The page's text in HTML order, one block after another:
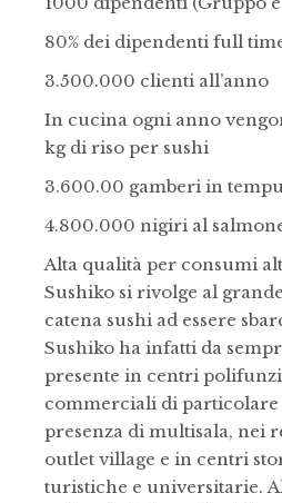
80% dei dipendenti full
3.500.000 clienti all’anno
In cucina ogni anno
kg di riso per sushi
3.600.00 gamberi in
4.800.000 nigiri al
Alta qualità per consumi
Sushiko si rivolge al
catena sushi ad essere
Sushiko ha infatti da
presente in centri
commerciali di particolare
presenza di multisala, nei
outlet village e in centri
turistiche e universitarie.